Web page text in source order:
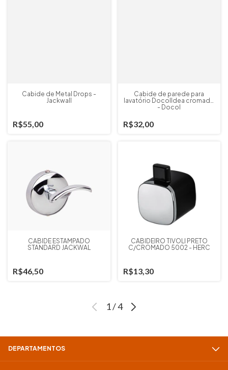
Cabide de Metal Drops -
Jackwall
R$55,00
Cabide de parede para
lavatório DocolIdea cromado
- Docol
R$32,00
CABIDE ESTAMPADO
STANDARD JACKWAL
R$46,50
CABIDEIRO TIVOLI PRETO
C/CROMADO 5002 - HERC
R$13,30
1/4
DEPARTAMENTOS